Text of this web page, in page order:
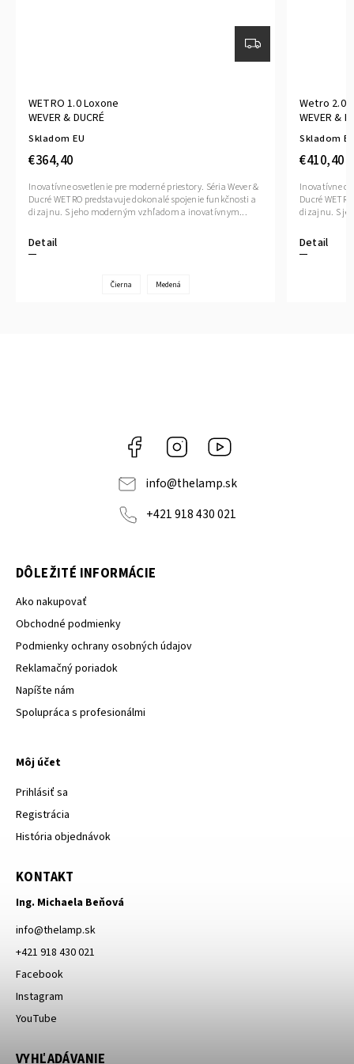
WETRO 1.0 Loxone
WEVER & DUCRÉ
Skladom EU
€364,40
Detail
Inovatívne osvetlenie pre moderné priestory. Séria Wever &
Ducré WETRO predstavuje dokonalé spojenie funkčnosti a
dizajnu. S jeho moderným vzhľadom a inovatívnym...
Čierna Medená
Wetro 2.0
WEVER &
Skladom
€410,40
Detail
Inovatívne
Ducré
dizajnu. S
Facebook Instagram
info@thelamp.sk
+421 918 430 021
DÔLEŽITÉ INFORMÁCIE
Ako nakupovať
Obchodné podmienky
Podmienky ochrany osobných údajov
Reklamačný poriadok
Napíšte nám
Spolupráca s profesionálmi
Môj účet
Prihlásiť sa
Registrácia
História objednávok
KONTAKT
Ing. Michaela Beňová
info@thelamp.sk
+421 918 430 021
Facebook
Instagram
YouTube
VYHĽADÁVANIE